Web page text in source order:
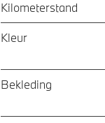
Kilometerstand
Kleur
Bekleding